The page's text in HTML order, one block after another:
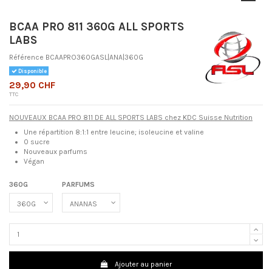
BCAA PRO 811 360G ALL SPORTS
LABS
Référence BCAAPRO360GASL|ANA|360G
Disponible
29,90 CHF
TTC
NOUVEAUX BCAA PRO 811 DE ALL SPORTS LABS chez KDC Suisse Nutrition
Une répartition 8:1:1 entre leucine; isoleucine et valine
0 sucre
Nouveaux parfums
Végan
360G PARFUMS
Ajouter au panier